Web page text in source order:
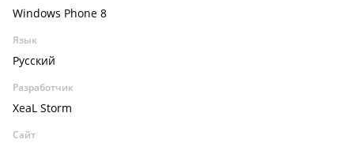
Windows Phone 8
Язык
Русский
Разработчик
XeaL Storm
Сайт